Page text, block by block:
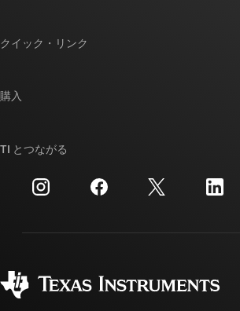
投資家向け情報
製造
クイック・リンク
クロスリファレンス検索
カスタマー・サポート・センター
myTI アカウントの FAQ
購入
ご注文に関する FAQ
TI とつながる